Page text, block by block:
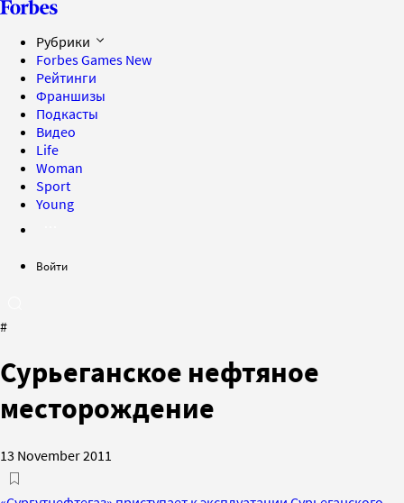
Рубрики
Forbes Games New
Рейтинги
Франшизы
Подкасты
Видео
Life
Woman
Sport
Young
Войти
#
Сурьеганское нефтяное
месторождение
13 November 2011